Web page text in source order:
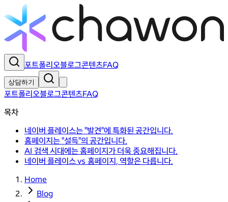
포트폴리오블로그콘텐츠FAQ
상담하기
포트폴리오블로그콘텐츠FAQ
목차
네이버 플레이스는 "발견"에 특화된 공간입니다.
홈페이지는 "설득"의 공간입니다.
AI 검색 시대에는 홈페이지가 더욱 중요해집니다.
네이버 플레이스 vs 홈페이지, 역할은 다릅니다.
Home
Blog